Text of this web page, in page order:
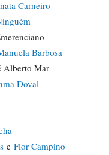
Carneiro
Barbosa
Alberto Mar
Doval
e Flor Campino